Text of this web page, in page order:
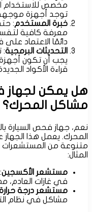
مخصص للاستخدام
توجد أجهزة موجهة
خبرة المستخدم:
معرفة كافية
دائمًا الاعتماد
التحديثات البرمجية:
يجب أن تكون
قراءة الأكواد
هل يمكن لجهاز
مشاكل المحرك؟
نعم، جهاز فحص السيارة
المحرك. يعمل هذا
متنوعة من
المثال:
مستشعر الأكسجين
في غازات العادم،
مستشعر درجة حرارة
مشاكل في نظام